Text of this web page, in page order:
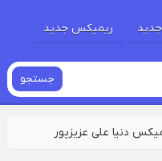
ریمیکس جدید
جستجو
دنیا علی عزیزپور